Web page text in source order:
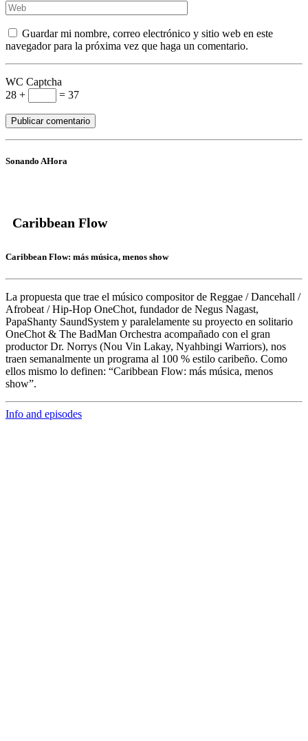
Guardar mi nombre, correo electrónico y sitio web en este
navegador para la próxima vez que haga un comentario.
WC Captcha
28 +
= 37
Sonando AHora
Caribbean Flow
Caribbean Flow: más música, menos show
La propuesta que trae el músico compositor de Reggae / Dancehall /
Afrobeat / Hip-Hop OneChot, fundador de Negus Nagast,
PapaShanty SaundSystem y paralelamente su proyecto en solitario
OneChot & The BadMan Orchestra acompañado con el gran
productorDr. Norrys (Nou Vin Lakay, Nyahbingi Warriors), nos
traen semanalmente un programa al 100 % estilo caribeño. Como
ellos mismo lo definen: “Caribbean Flow: más música, menos
show”.
Info and episodes